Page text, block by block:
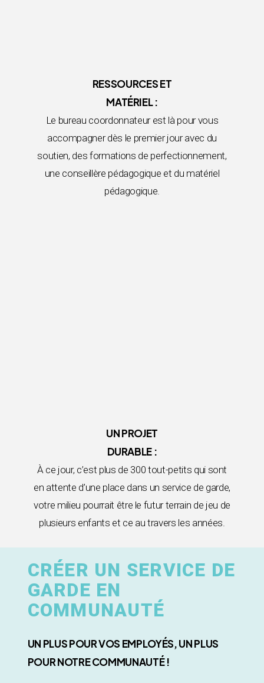
RESSOURCES ET
MATÉRIEL :
Le bureau coordonnateur est là pour vous
accompagner dès le premier jour avec du
soutien, des formations de perfectionnement,
une conseillère pédagogique et du matériel
pédagogique.
UN PROJET
DURABLE :
À ce jour, c’est plus de 300 tout-petits qui sont
en attente d’une place dans un service de garde,
votre milieu pourrait être le futur terrain de jeu de
plusieurs enfants et ce au travers les années.
CRÉER UN SERVICE DE
GARDE EN
COMMUNAUTÉ
UN PLUS POUR VOS EMPLOYÉS, UN PLUS
POUR NOTRE COMMUNAUTÉ !